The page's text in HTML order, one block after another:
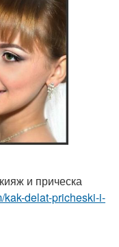
и прическа
kak-delat-pricheski-i-